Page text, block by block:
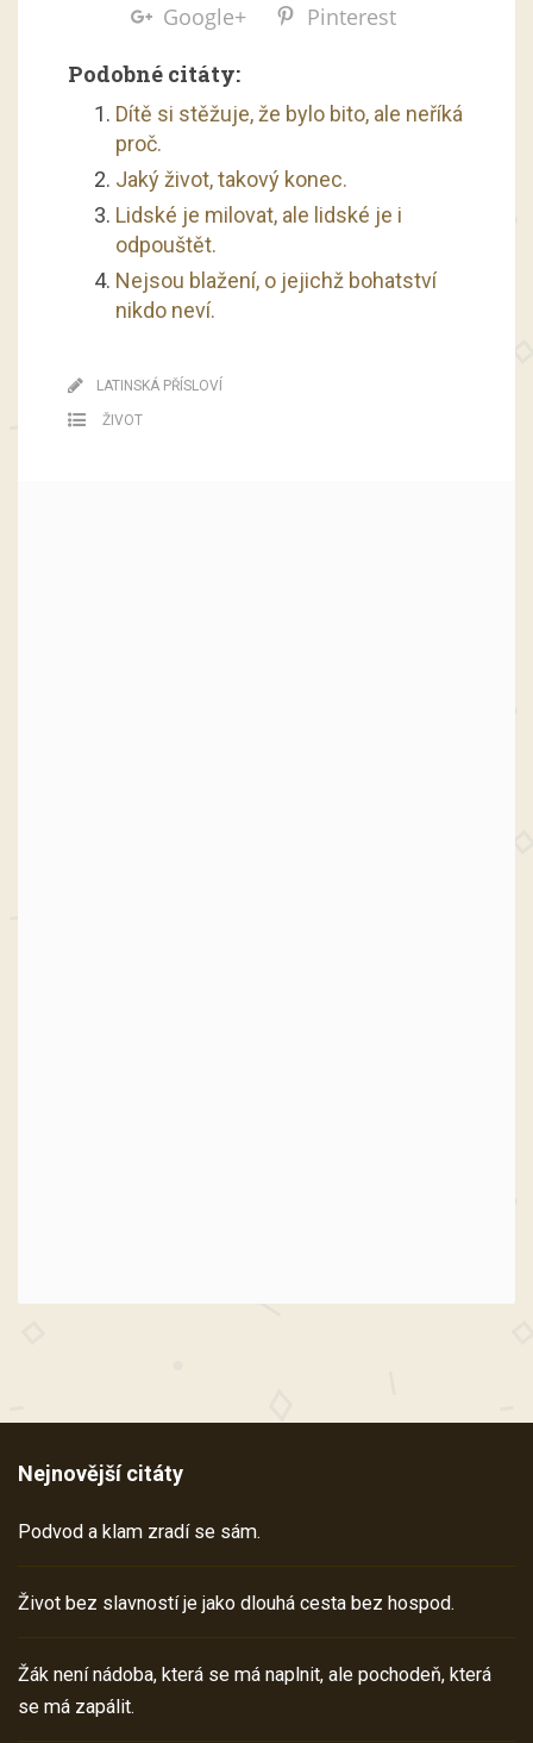
Google+
Pinterest
Podobné citáty:
Dítě si stěžuje, že bylo bito, ale neříká
proč.
Jaký život, takový konec.
Lidské je milovat, ale lidské je i
odpouštět.
Nejsou blažení, o jejichž bohatství
nikdo neví.
LATINSKÁ PŘÍSLOVÍ
ŽIVOT
Nejnovější citáty
Podvod a klam zradí se sám.
Život bez slavností je jako dlouhá cesta bez hospod.
Žák není nádoba, která se má naplnit, ale pochodeň, která
se má zapálit.